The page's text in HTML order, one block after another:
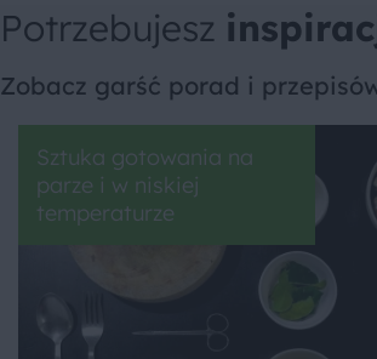
Potrzebujesz
Zobacz garść porad i
Sztuka gotowania na
parze i w niskiej
temperaturze